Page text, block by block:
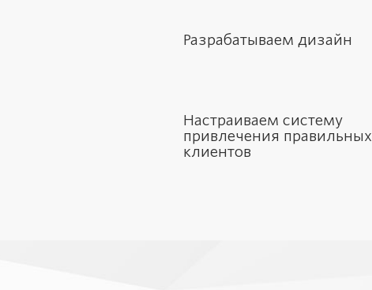
Разрабатываем дизайн
Настраиваем систему
привлечения правильных
клиентов